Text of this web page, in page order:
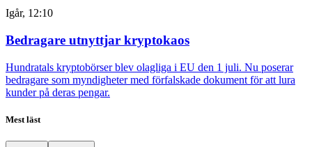
Igår, 12:10
Bedragare utnyttjar kryptokaos
Hundratals kryptobörser blev olagliga i EU den 1 juli. Nu poserar
bedragare som myndigheter med förfalskade dokument för att lura
kunder på deras pengar.
Mest läst